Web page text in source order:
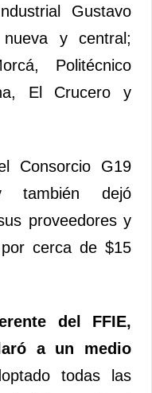
Gustavo
y central;
Politécnico
El Crucero y
Consorcio G19
también dejó
proveedores y
cerca de $15
del FFIE,
a un medio
todas las